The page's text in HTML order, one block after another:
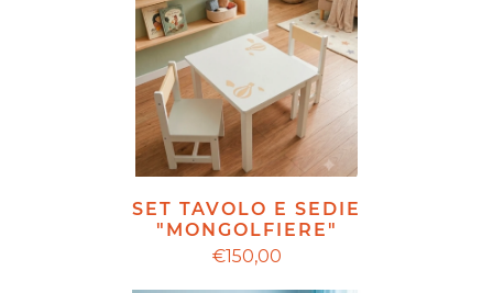
SET TAVOLO E SEDIE
"MONGOLFIERE"
€150,00